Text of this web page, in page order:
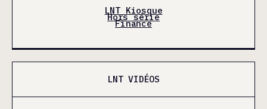
LNT Kiosque
Hors série
Finance
LNT VIDÉOS